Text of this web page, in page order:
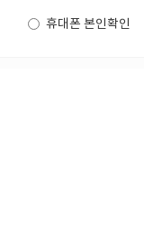
휴대폰 본인확인